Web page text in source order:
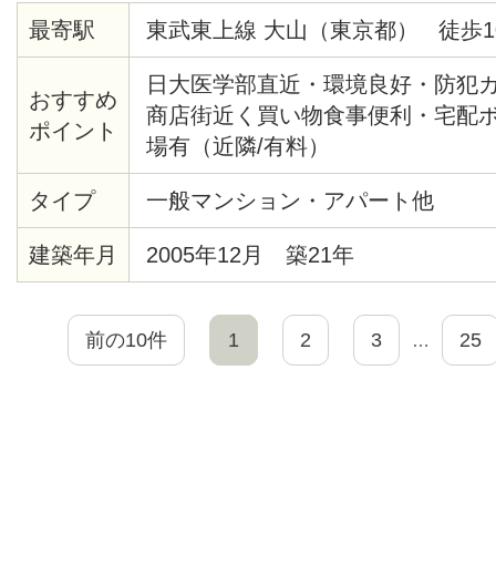
最寄駅 東武東上線 大山（東京都） 徒歩
おすすめ
ポイント
日大医学部直近・環境良好・防犯
商店街近く買い物食事便利・宅配
場有（近隣/有料）
タイプ 一般マンション・アパート他
建築年月 2005年12月 築21年
前の10件 1 2 3 … 25